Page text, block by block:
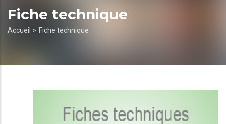
Fiche technique
Fil
Accueil > Fiche technique